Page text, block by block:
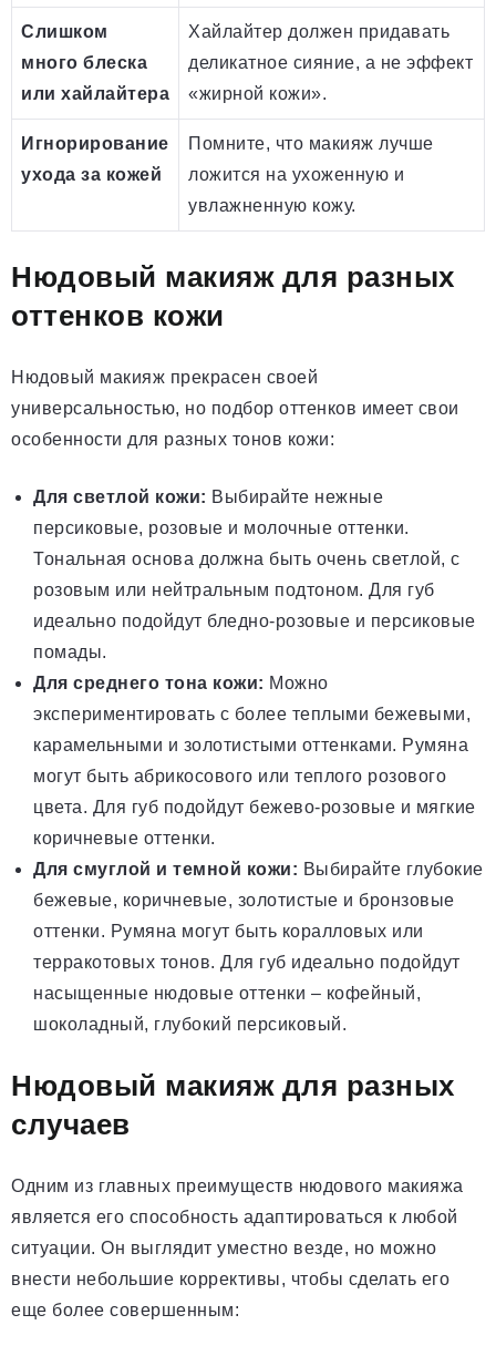
Слишком
много блеска
или хайлайтера
Хайлайтер должен придавать
деликатное сияние, а не эффект
«жирной кожи».
Игнорирование
ухода за кожей
Помните, что макияж лучше
ложится на ухоженную и
увлажненную кожу.
Нюдовый макияж для разных
оттенков кожи
Нюдовый макияж прекрасен своей
универсальностью, но подбор оттенков имеет свои
особенности для разных тонов кожи:
Для светлой кожи: Выбирайте нежные
персиковые, розовые и молочные оттенки.
Тональная основа должна быть очень светлой, с
розовым или нейтральным подтоном. Для губ
идеально подойдут бледно-розовые и персиковые
помады.
Для среднего тона кожи: Можно
экспериментировать с более теплыми бежевыми,
карамельными и золотистыми оттенками. Румяна
могут быть абрикосового или теплого розового
цвета. Для губ подойдут бежево-розовые и мягкие
коричневые оттенки.
Для смуглой и темной кожи: Выбирайте глубокие
бежевые, коричневые, золотистые и бронзовые
оттенки. Румяна могут быть коралловых или
терракотовых тонов. Для губ идеально подойдут
насыщенные нюдовые оттенки – кофейный,
шоколадный, глубокий персиковый.
Нюдовый макияж для разных
случаев
Одним из главных преимуществ нюдового макияжа
является его способность адаптироваться к любой
ситуации. Он выглядит уместно везде, но можно
внести небольшие коррективы, чтобы сделать его
еще более совершенным: